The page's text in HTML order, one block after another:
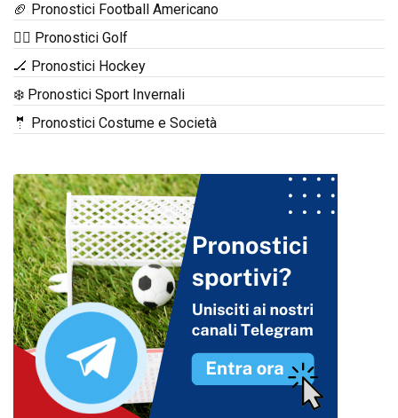
🏈 Pronostici Football Americano
🏌️‍♂️ Pronostici Golf
🏒 Pronostici Hockey
❄️ Pronostici Sport Invernali
🤵 Pronostici Costume e Società